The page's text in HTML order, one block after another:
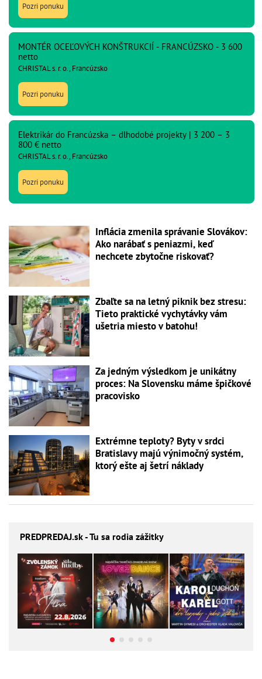
Pozri ponuku
MONTÉR OCEĽOVÝCH KONŠTRUKCIÍ - FRANCÚZSKO - 3 600
netto
CHRISTAL s. r. o., Francúzsko
Pozri ponuku
Elektrikár do Francúzska – dlhodobé projekty | 3 200 – 3
800 € netto
CHRISTAL s. r. o., Francúzsko
Pozri ponuku
Inflácia zmenila správanie Slovákov:
Ako narábať s peniazmi, keď
nechcete zbytočne riskovať?
Zbaľte sa na letný piknik bez stresu:
Tieto praktické vychytávky vám
ušetria miesto v batohu!
Za jedným výsledkom je unikátny
proces: Na Slovensku máme špičkové
pracovisko
Extrémne teploty? Byty v srdci
Bratislavy majú výnimočný systém,
ktorý ešte aj šetrí náklady
PREDPREDAJ.sk - Tu sa rodia zážitky